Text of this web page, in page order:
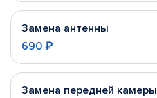
Замена антенны
690 ₽
Замена передней камеры